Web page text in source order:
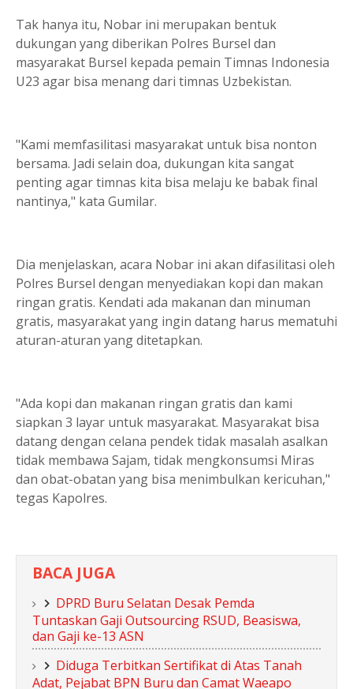
Tak hanya itu, Nobar ini merupakan bentuk
dukungan yang diberikan Polres Bursel dan
masyarakat Bursel kepada pemain Timnas Indonesia
U23 agar bisa menang dari timnas Uzbekistan.
"Kami memfasilitasi masyarakat untuk bisa nonton
bersama. Jadi selain doa, dukungan kita sangat
penting agar timnas kita bisa melaju ke babak final
nantinya," kata Gumilar.
Dia menjelaskan, acara Nobar ini akan difasilitasi oleh
Polres Bursel dengan menyediakan kopi dan makan
ringan gratis. Kendati ada makanan dan minuman
gratis, masyarakat yang ingin datang harus mematuhi
aturan-aturan yang ditetapkan.
"Ada kopi dan makanan ringan gratis dan kami
siapkan 3 layar untuk masyarakat. Masyarakat bisa
datang dengan celana pendek tidak masalah asalkan
tidak membawa Sajam, tidak mengkonsumsi Miras
dan obat-obatan yang bisa menimbulkan kericuhan,"
tegas Kapolres.
BACA JUGA
DPRD Buru Selatan Desak Pemda
Tuntaskan Gaji Outsourcing RSUD, Beasiswa,
dan Gaji ke-13 ASN
Diduga Terbitkan Sertifikat di Atas Tanah
Adat, Pejabat BPN Buru dan Camat Waeapo